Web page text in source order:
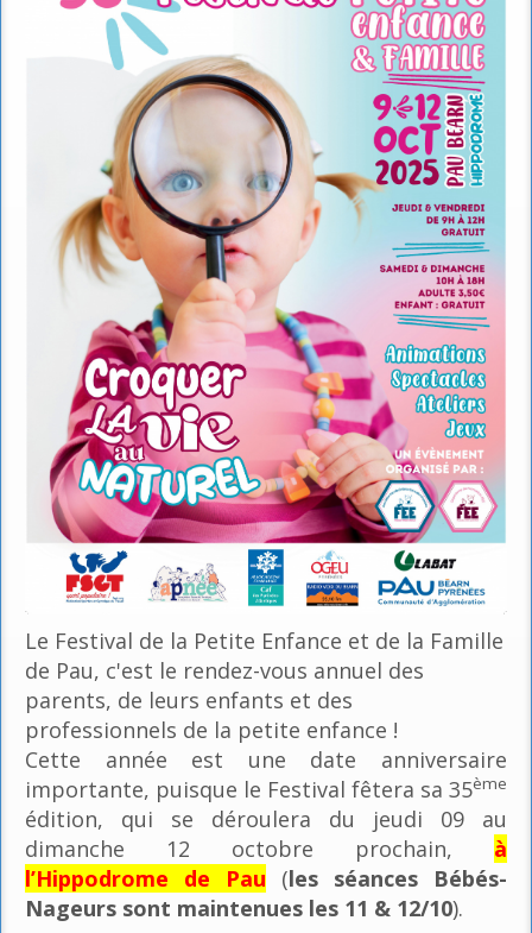
Le Festival de la Petite Enfance et de la Famille
de Pau, c'est le rendez-vous annuel des
parents, de leurs enfants et des
professionnels de la petite enfance !
Cette année est une date anniversaire
importante, puisque le Festival fêtera sa 35ème
édition, qui se déroulera du jeudi 09 au
dimanche 12 octobre prochain, à
l’Hippodrome de Pau (les séances Bébés-
Nageurs sont maintenues les 11 & 12/10).